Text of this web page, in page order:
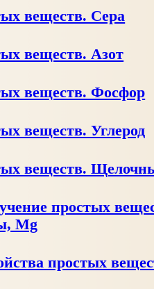
веществ. Сера
веществ. Азот
веществ. Фосфор
веществ. Углерод
веществ.
простых
Mg
простых